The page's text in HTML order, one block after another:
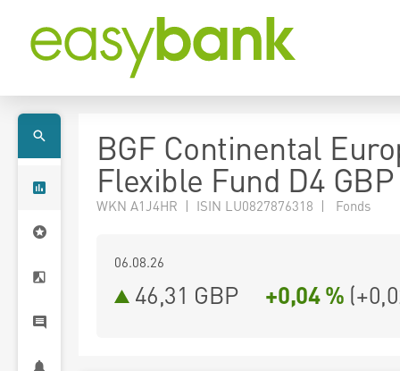
BGF Continental
Flexible Fund D4 GBP
WKN A1J4HR | ISIN LU0827876318 | Fonds
06.08.26
46,31 GBP +0,04 % (